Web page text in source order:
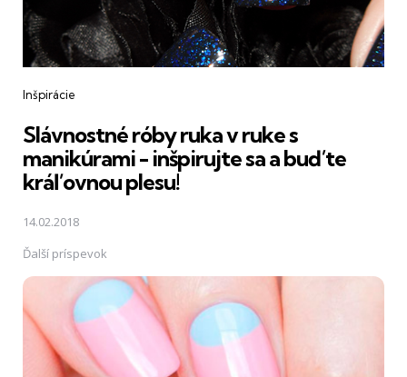
Inšpirácie
Slávnostné róby ruka v ruke s
manikúrami - inšpirujte sa a buďte
kráľovnou plesu!
14.02.2018
Ďalší príspevok